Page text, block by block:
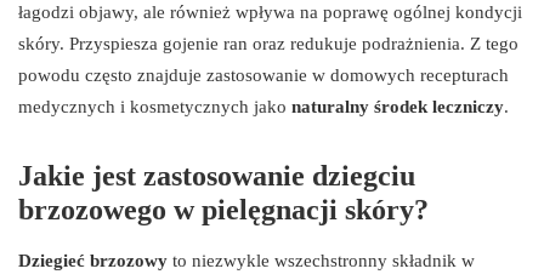
łagodzi objawy, ale również wpływa na poprawę ogólnej kondycji
skóry. Przyspiesza gojenie ran oraz redukuje podrażnienia. Z tego
powodu często znajduje zastosowanie w domowych recepturach
medycznych i kosmetycznych jako naturalny środek leczniczy.
Jakie jest zastosowanie dziegciu
brzozowego w pielęgnacji skóry?
Dziegieć brzozowy to niezwykle wszechstronny składnik w